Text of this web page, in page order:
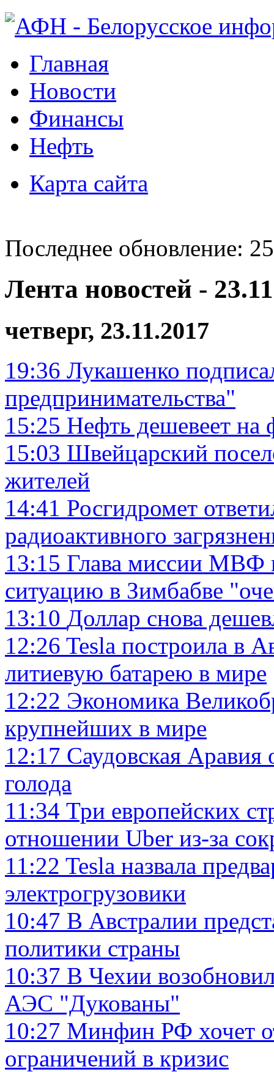
Главная
Новости
Финансы
Нефть
Карта сайта
Последнее обновление:
Лента новостей -
четверг, 23.11.2017
19:36 Лукашенко
предпринимательства"
15:25 Нефть дешевеет на
15:03 Швейцарский
жителей
14:41 Росгидромет
радиоактивного
13:15 Глава миссии МВФ
ситуацию в Зимбабве
13:10 Доллар снова
12:26 Tesla построила в
литиевую батарею в мире
12:22 Экономика
крупнейших в мире‍
12:17 Саудовская Аравия
голода
11:34 Три европейских
отношении Uber из-за
11:22 Tesla назвала
электрогрузовики
10:47 В Австралии
политики страны
10:37 В Чехии
АЭС "Дукованы"
10:27 Минфин РФ хочет
ограничений в кризис